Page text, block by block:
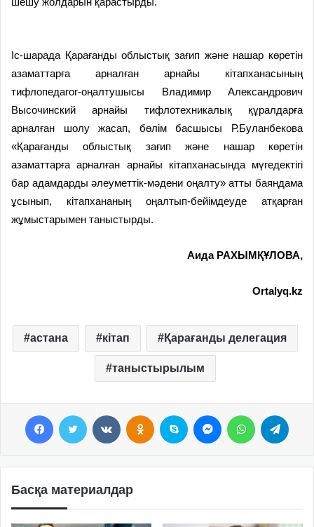
Іс-шарада Қарағанды облыстық зағип және нашар көретін
азаматтарға арналған арнайы кітапханасының
тифлопедагог-оңалтушысы Владимир Александрович
Высочинский арнайы тифлотехникалық құралдарға
арналған шолу жасап, бөлім басшысы Р.Буланбекова
«Қарағанды облыстық зағип және нашар көретін
азаматтарға арналған арнайы кітапханасында мүгедектігі
бар адамдарды әлеуметтік-мәдени оңалту» атты баяндама
ұсынып, кітапхананың оңалтып-бейімдеуде атқарған
жұмыстарымен таныстырды.
Аида РАХЫМҚҰЛОВА,
Ortalyq.kz
астана кітап Қарағанды делегация
таныстырылым
Басқа материалдар